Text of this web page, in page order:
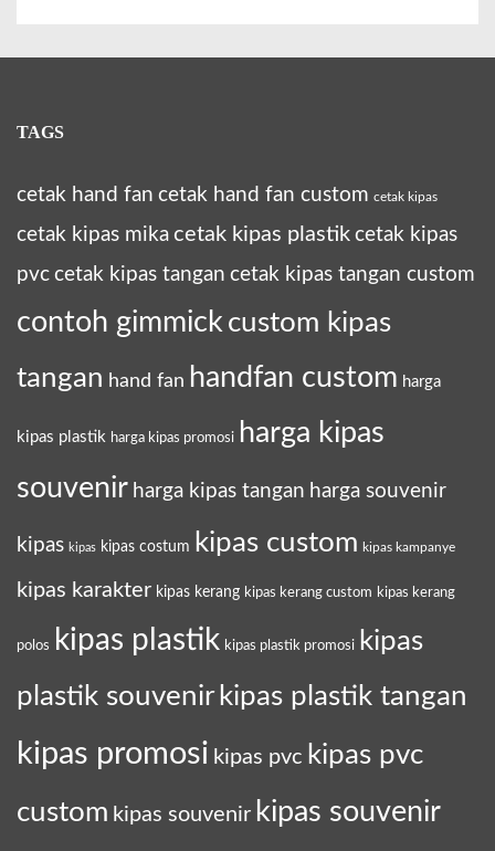
TAGS
cetak hand fan cetak hand fan custom cetak kipas
cetak kipas mika cetak kipas plastik cetak kipas
pvc cetak kipas tangan cetak kipas tangan custom
contoh gimmick custom kipas
tangan hand fan handfan custom harga
kipas plastik harga kipas promosi
harga kipas
souvenir harga kipas tangan harga souvenir
kipas kipas kipas costum kipas custom kipas kampanye
kipas karakter kipas kerang kipas kerang custom kipas kerang
polos kipas plastik kipas plastik promosi
kipas
plastik souvenir kipas plastik tangan
kipas promosi kipas pvc kipas pvc
custom kipas souvenir kipas souvenir